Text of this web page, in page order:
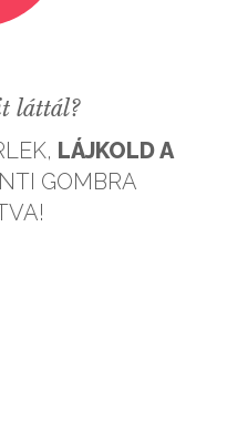
láttál?
LÁJKOLD A
GOMBRA